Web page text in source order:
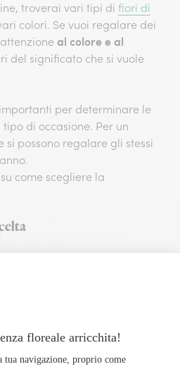
troverai vari tipi di fiori di
colori. Se vuoi regalare dei
al colore e al
del significato che si vuole
per determinare le
di occasione. Per un
si possono regalare gli stessi
come scegliere la
di matrimonio per
per far sentire speciale la
sapere che le
o un membro della